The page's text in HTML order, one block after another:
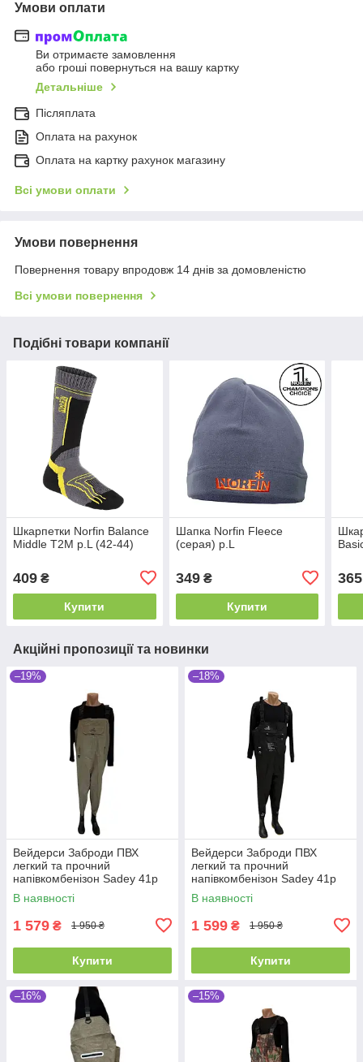
Умови оплати
Ви отримаєте замовлення
або гроші повернуться на вашу картку
Детальніше
Післяплата
Оплата на рахунок
Оплата на картку рахунок магазину
Всі умови оплати
Умови повернення
Повернення товару впродовж 14 днів за домовленістю
Всі умови повернення
Подібні товари компанії
Шкарпетки Norfin Balance
Middle T2M р.L (42-44)
409 ₴
Купити
Шапка Norfin Fleece
(серая) р.L
349₴
Купити
365
Акційні пропозиції та новинки
–19%
Вейдерси Заброди ПВХ
легкий та прочний
напівкомбенізон Sadey 41р
хакі
В наявності
1 579 ₴ 1 950 ₴
Купити
–18%
Вейдерси Заброди ПВХ
легкий та прочний
напівкомбенізон Sadey 41р
В наявності
1 599 ₴ 1 950 ₴
Купити
–16% –15%